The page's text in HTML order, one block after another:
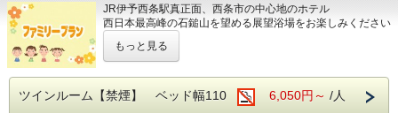
清浄機、今治タオル、各部屋Wi-Fi
■チェックイン14:00~24:00(最終) / チェック
アウト11:00
■室内設備(全部屋１４平米以上)
・シモンズ社製デュベスタイルロング＆ワイドベッドで快適
な寝心地
JR伊予西条駅真正面、西条市の中心地のホテル
西日本最高峰の石鎚山を望める展望浴場をお楽しみください
■男女別展望浴場(最上階：９階)
西日本最高峰の石鎚山や西条市の街並を望める人工ヘルスト
ン温泉
営業時間：14:00~24:00、翌6:00~9:00
もっと見る
ツインルーム【禁煙】 ベッド幅110 6,050円～ /人